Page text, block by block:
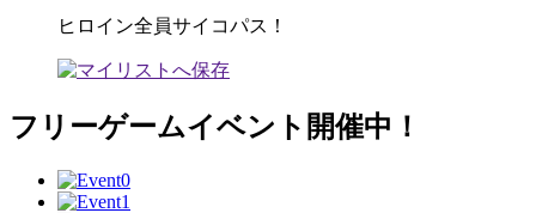
ヒロイン全員サイコパス！
フリーゲームイベント開催中！